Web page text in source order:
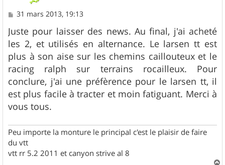
M
s
s
a
g
e
31 mars 2013, 19:13
Juste pour laisser des news. Au final, j'ai acheté
les 2, et utilisés en alternance. Le larsen tt est
plus à son aise sur les chemins caillouteux et le
racing ralph sur terrains rocailleux. Pour
conclure, j'ai une préfèrence pour le larsen tt, il
est plus facile à tracter et moin fatiguant. Merci à
vous tous.
Peu importe la monture le principal c'est le plaisir de faire
du vtt
vtt rr 5.2 2011 et canyon strive al 8